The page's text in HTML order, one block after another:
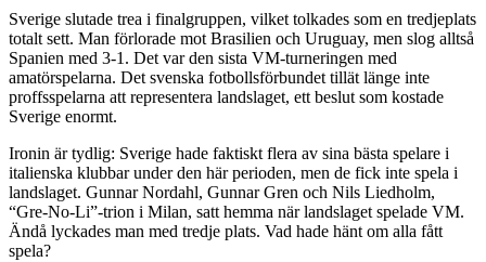
Sverige slutade trea i finalgruppen, vilket tolkades som en tredjeplats
totalt sett. Man förlorade mot Brasilien och Uruguay, men slog alltså
Spanien med 3-1. Det var den sista VM-turneringen med
amatörspelarna. Det svenska fotbollsförbundet tillät länge inte
proffsspelarna att representera landslaget, ett beslut som kostade
Sverige enormt.
Ironin är tydlig: Sverige hade faktiskt flera av sina bästa spelare i
italienska klubbar under den här perioden, men de fick inte spela i
landslaget. Gunnar Nordahl, Gunnar Gren och Nils Liedholm,
“Gre-No-Li”-trion i Milan, satt hemma när landslaget spelade VM.
Ändå lyckades man med tredje plats. Vad hade hänt om alla fått
spela?